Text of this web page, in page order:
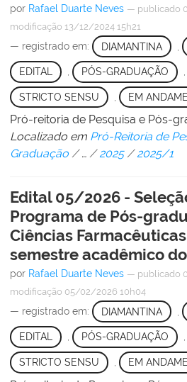
por Rafael Duarte Neves — publicado
modificação 13/12/2024 15h21
— registrado em: DIAMANTINA
EDITAL , PÓS-GRADUAÇÃO ,
STRICTO SENSU EM
Pró-reitoria de Pesquisa e Pós-
Localizado em Pró-Reitoria de
Graduação /… /2025 /2025/1
Edital 05/2026 -
Programa de Pós-
Ciências
semestre acadêmico
por Rafael Duarte Neves — publicado
modificação 05/02/2026 10h04
— registrado em: DIAMANTINA
EDITAL , PÓS-GRADUAÇÃO ,
STRICTO SENSU EM